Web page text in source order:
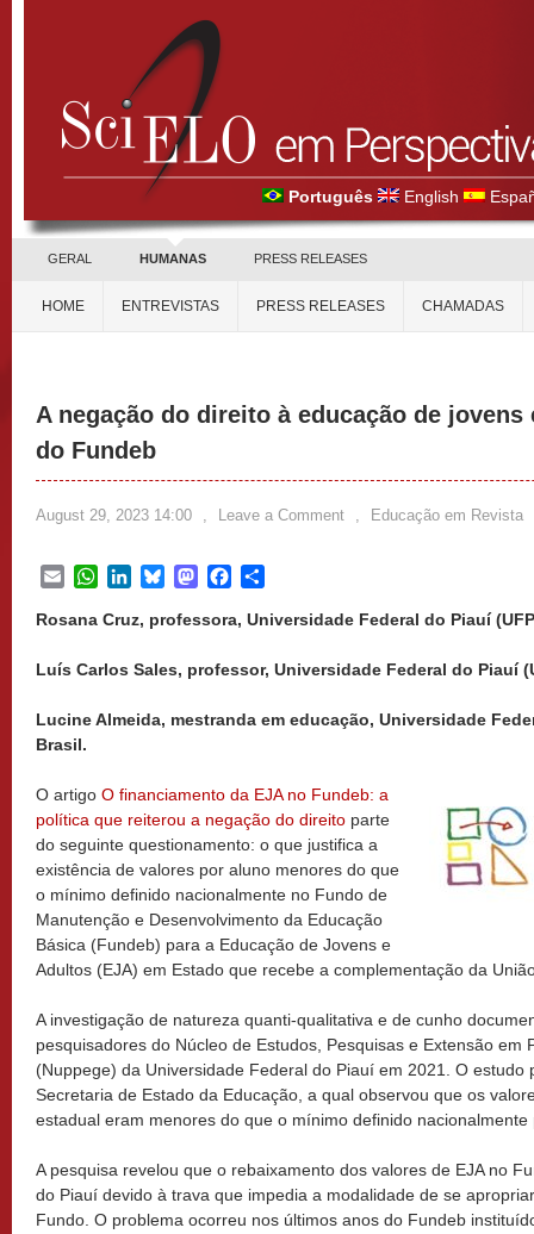
Português English
GERAL HUMANAS PRESS RELEASES
HOME ENTREVISTAS PRESS RELEASES CHAMADAS
A negação do direito à educação de
do Fundeb
August 29, 2023 14:00 , Leave a Comment , Educação em Revista
EmailWhatsApp
LinkedInBlueskyMastodonFacebook
Rosana Cruz, professora, Universidade Federal do Piauí
Luís Carlos Sales, professor, Universidade Federal do Piauí
Lucine Almeida, mestranda em educação, Universidade
Brasil.
O artigo O financiamento da EJA no Fundeb: a
política que reiterou a negação do direito parte
do seguinte questionamento: o que justifica a
existência de valores por aluno menores do que
o mínimo definido nacionalmente no Fundo de
Manutenção e Desenvolvimento da Educação
Básica (Fundeb) para a Educação de Jovens e
Adultos (EJA) em Estado que recebe a complementação da
Ainvestigação de natureza quanti-qualitativa e de cunho
pesquisadores do Núcleo de Estudos, Pesquisas e Extensão em
(Nuppege) da Universidade Federal do Piauí em 2021. O estudo
Secretaria de Estado da Educação, a qual observou que os
estadual eram menores do que o mínimo definido
A pesquisa revelou que o rebaixamento dos valores de EJA no
do Piauí devido à trava que impedia a modalidade de se
Fundo. O problema ocorreu nos últimos anos do Fundeb